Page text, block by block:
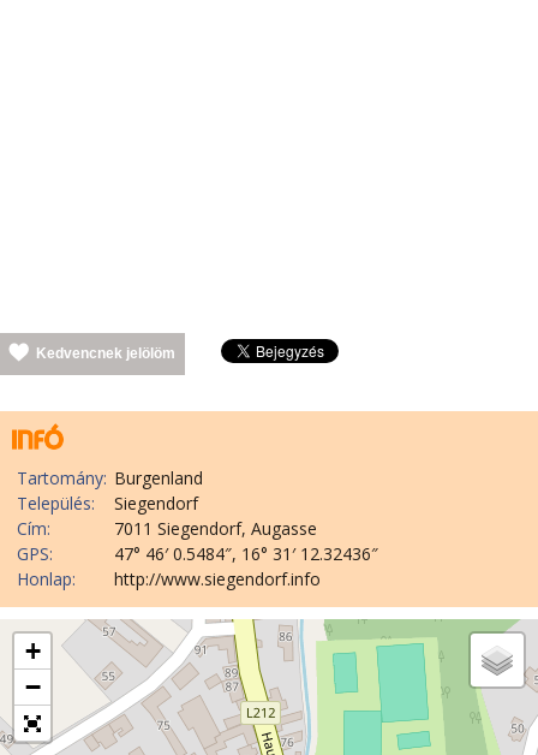
Kedvencnek jelölöm
Tartomány: Burgenland
Település:
Siegendorf
Cím:
7011 Siegendorf, Augasse
GPS:
47° 46′ 0.5484″, 16° 31′ 12.32436″
Honlap:
http://www.siegendorf.info
+
−